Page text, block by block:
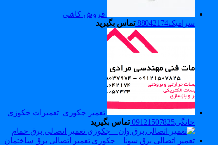
فروش کاشی
سرامیک88042174
تماس بگیرید
تعمیر جکوزی_تعمیرات جکوزی
خانگی09121507825
تماس بگیرید